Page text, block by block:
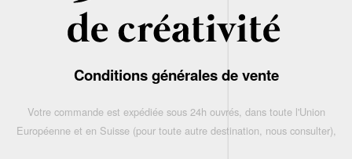
Conditions générales de vente
Votre commande est expédiée sous 24h ouvrés, dans toute l'Union
Européenne et en Suisse (pour toute autre destination, nous consulter),